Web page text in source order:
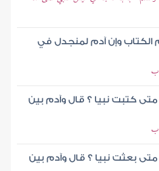
الكتاب وإن آدم لمنجدل في
متى كتبت نبيا ؟ قال وآدم بين
متى بعثت نبيا ؟ قال وآدم بين